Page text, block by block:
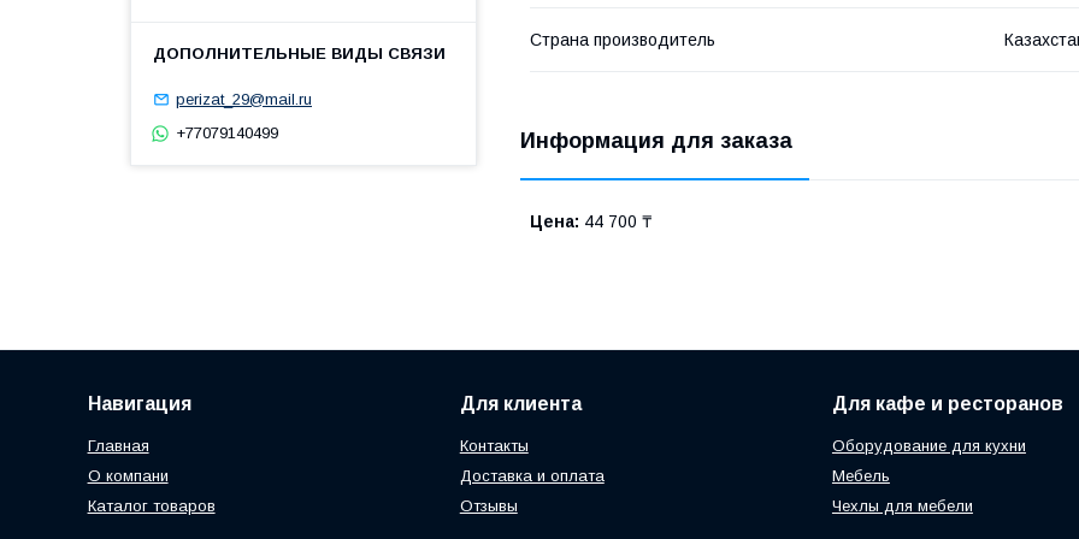
Страна производитель
Информация для заказа
Цена: 44 700 ₸
perizat_29@mail.ru
+77079140499
Навигация
Главная
О компани
Каталог товаров
Для клиента
Контакты
Доставка и оплата
Отзывы
Для кафе и ресторанов
Оборудование для кухни
Мебель
Чехлы для мебели